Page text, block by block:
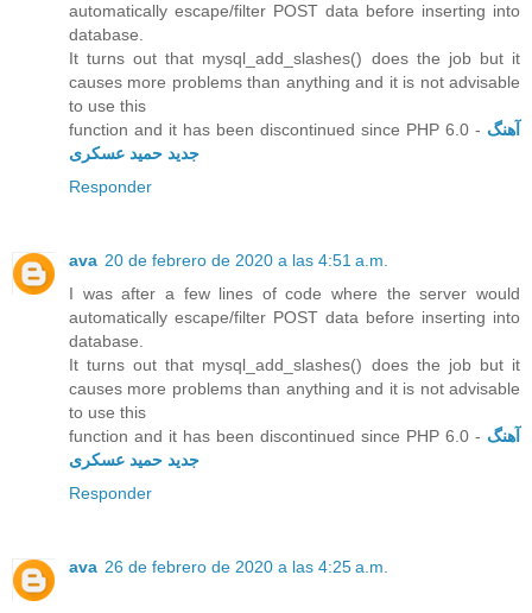
automatically escape/filter POST data before inserting into
database.
It turns out that mysql_add_slashes() does the job but it
causes more problems than anything and it is not advisable
to use this
function and it has been discontinued since PHP 6.0 - آهنگ
جدید حمید عسکری
Responder
ava 20 de febrero de 2020 a las 4:51 a.m.
I was after a few lines of code where the server would
automatically escape/filter POST data before inserting into
database.
It turns out that mysql_add_slashes() does the job but it
causes more problems than anything and it is not advisable
to use this
function and it has been discontinued since PHP 6.0 - آهنگ
جدید حمید عسکری
Responder
ava 26 de febrero de 2020 a las 4:25 a.m.